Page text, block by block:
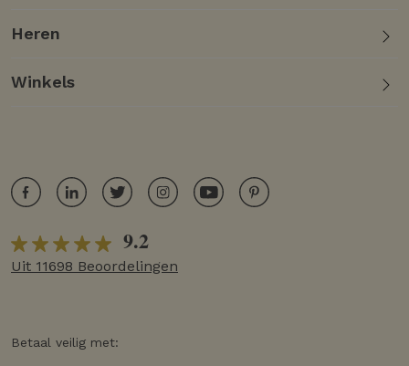
Heren
Winkels
9.2
Uit 11698 Beoordelingen
Betaal veilig met: